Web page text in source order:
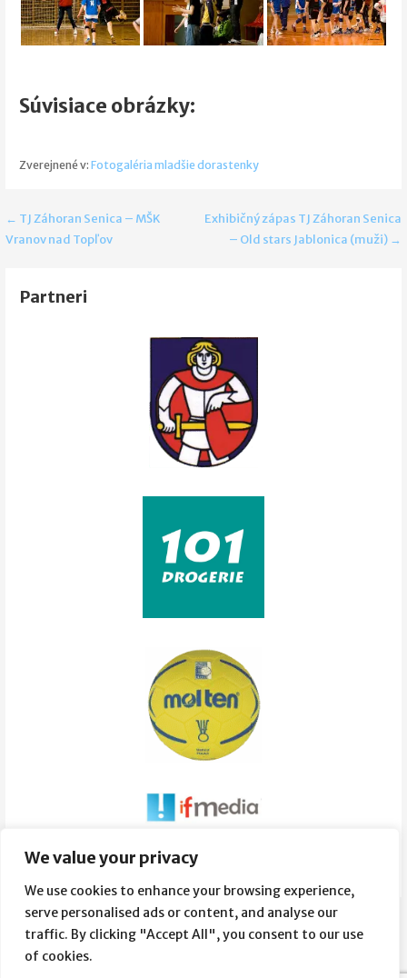
We value your privacy
We use cookies to enhance your browsing experience,
serve personalised ads or content, and analyse our
traffic. By clicking "Accept All", you consent to our use
of cookies.
Súvisiace obrázky:
Zverejnené v: Fotogaléria mladšie dorastenky
Navigácia
článku
← TJ Záhoran Senica – MŠK
Vranov nad Topľov
Exhibičný zápas TJ Záhoran Senica
– Old stars Jablonica (muži) →
Partneri
Súvisiace obrázky: